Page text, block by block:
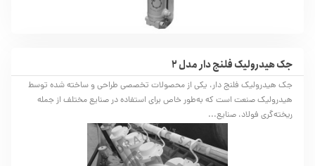
جک هیدرولیک فلنج دار مدل 2
جک هیدرولیک فلنج دار، یکی از محصولات تخصصی طراحی و ساخته شده توسط
هیدرولیک صنعت است که به‌طور خاص برای استفاده در صنایع مختلف از جمله
ریخته‌گری فولاد، صنایع...